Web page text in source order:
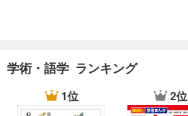
学術・語学 ランキング
1位 2位